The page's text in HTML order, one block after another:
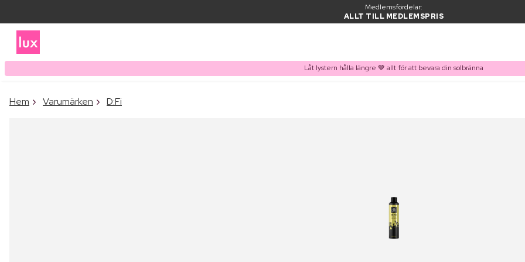
Medlemsfördelar:
ALLT TILL MEDLEMSPRIS
Låt lystern hålla längre 🤎 allt för att bevara din solbränna
Hem Varumärken D:Fi